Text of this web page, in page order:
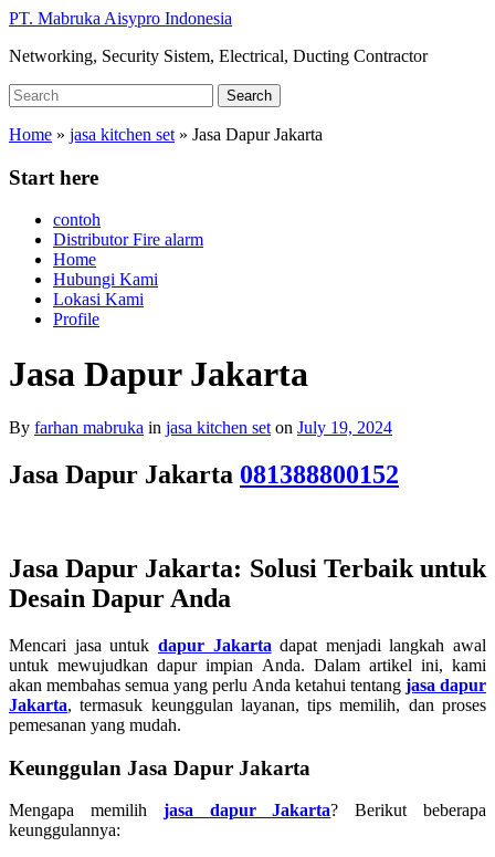
Skip
main
PT. Mabruka Aisypro Indonesia
Networking, Security Sistem, Electrical, Ducting Contractor
Search
for:
Search
Home » jasa kitchen set » Jasa Dapur Jakarta
Start here
contoh
Distributor Fire alarm
Home
Hubungi Kami
Lokasi Kami
Profile
Jasa Dapur Jakarta
By farhan mabruka in jasa kitchen set on July 19, 2024
Jasa Dapur Jakarta 081388800152
Jasa Dapur Jakarta: Solusi Terbaik untuk
Desain Dapur Anda
Mencari jasa untuk dapur Jakarta dapat menjadi langkah awal
untuk mewujudkan dapur impian Anda. Dalam artikel ini, kami
akan membahas semua yang perlu Anda ketahui tentang jasa dapur
Jakarta, termasuk keunggulan layanan, tips memilih, dan proses
pemesanan yang mudah.
Keunggulan Jasa Dapur Jakarta
Mengapa memilih jasa dapur Jakarta? Berikut beberapa
keunggulannya: